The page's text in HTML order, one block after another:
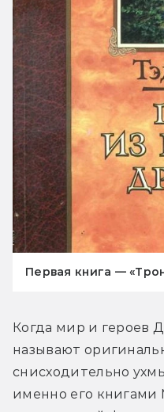
Первая книга —
Когда мир и героев
называют
снисходительно
именно его книгами